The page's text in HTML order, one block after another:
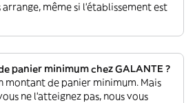
même si l'établissement est
panier minimum chez GALANTE ?
montant de panier minimum. Mais
ne l'atteignez pas, nous vous